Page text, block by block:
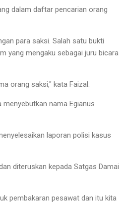
dalam daftar pencarian orang
para saksi. Salah satu bukti
yang mengaku sebagai juru bicara
orang saksi," kata Faizal.
nama Egianus
laporan polisi kasus
diteruskan kepada Satgas Damai
pembakaran pesawat dan itu kita